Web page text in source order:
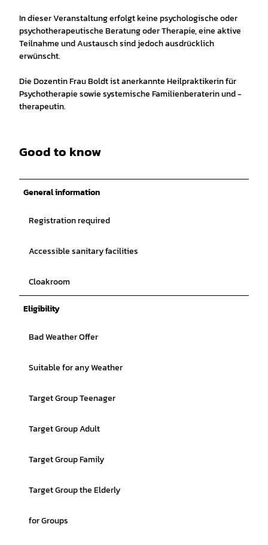
In dieser Veranstaltung erfolgt keine psychologische oder
psychotherapeutische Beratung oder Therapie, eine aktive
Teilnahme und Austausch sind jedoch ausdrücklich
erwünscht.
Die Dozentin Frau Boldt ist anerkannte Heilpraktikerin für
Psychotherapie sowie systemische Familienberaterin und -
therapeutin.
Good to know
General information
Registration required
Accessible sanitary facilities
Cloakroom
Eligibility
Bad Weather Offer
Suitable for any Weather
Target Group Teenager
Target Group Adult
Target Group Family
Target Group the Elderly
for Groups